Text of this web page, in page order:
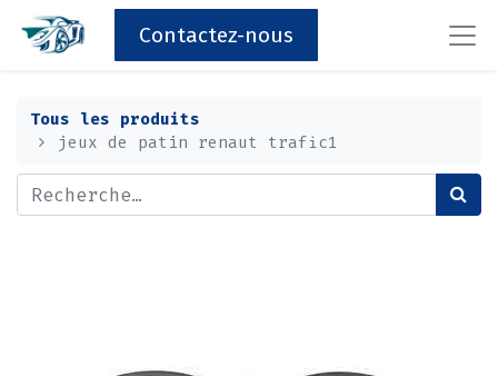
Contactez-nous
Tous les produits
jeux de patin renaut trafic1